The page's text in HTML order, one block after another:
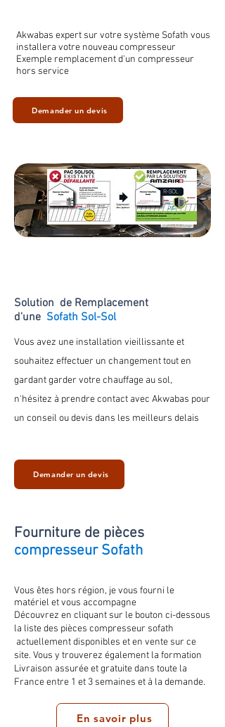
Akwabas expert sur votre système Sofath vous
installera votre nouveau compresseur
Exemple remplacement d'un compresseur
hors service
Demander un devis
Solution de Remplacement
d'une Sofath Sol-Sol
Vous avez une installation vieillissante et
souhaitez effectuer un changement tout en
gardantgarder votre chauffage au sol,
n'hésitez à prendre contact avec Akwabas pour
un conseil ou devis dans les meilleurs delais
Demander un devis
Fourniture de pièces
compresseur Sofath
Vous êtes hors région, je vous fourni le
matériel et vous accompagne
Découvrez en cliquant sur le bouton ci-dessous
la liste des pièces compresseur sofath
actuellement disponibles et en vente sur ce
site. Vous y trouverez également la formation
Livraison assurée et gratuite dans toute la
France entre 1 et 3 semaines et à la demande.
En savoir plus